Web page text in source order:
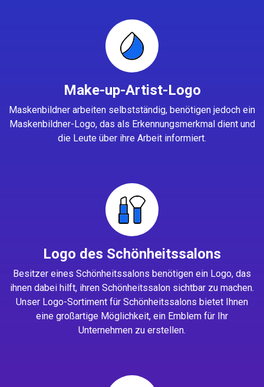
Make-up-Artist-Logo
Maskenbildner arbeiten selbstständig, benötigen jedoch ein
Maskenbildner-Logo, das als Erkennungsmerkmal dient und
die Leute über ihre Arbeit informiert.
Logo des Schönheitssalons
Besitzer eines Schönheitssalons benötigen ein Logo, das
ihnen dabei hilft, ihren Schönheitssalon sichtbar zu machen.
Unser Logo-Sortiment für Schönheitssalons bietet Ihnen
eine großartige Möglichkeit, ein Emblem für Ihr
Unternehmen zu erstellen.